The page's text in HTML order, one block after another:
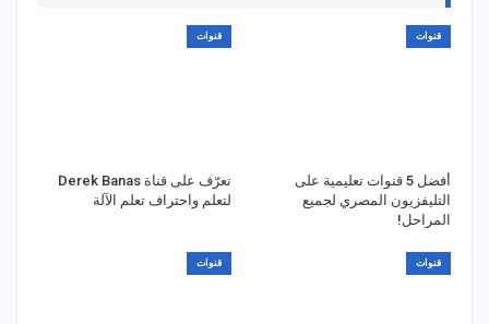
قنوات
أفضل 5 قنوات تعليمية على
التليفزيون المصري لجميع
المراحل!
قنوات
تعرّف على قناة Derek Banas
لتعلم واحتراف تعلم الآلة
قنوات قنوات